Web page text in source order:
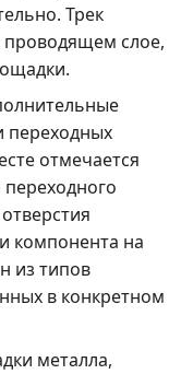
Трек
слое,
переходных
отмечается
компонента на
из типов
в конкретном
металла,